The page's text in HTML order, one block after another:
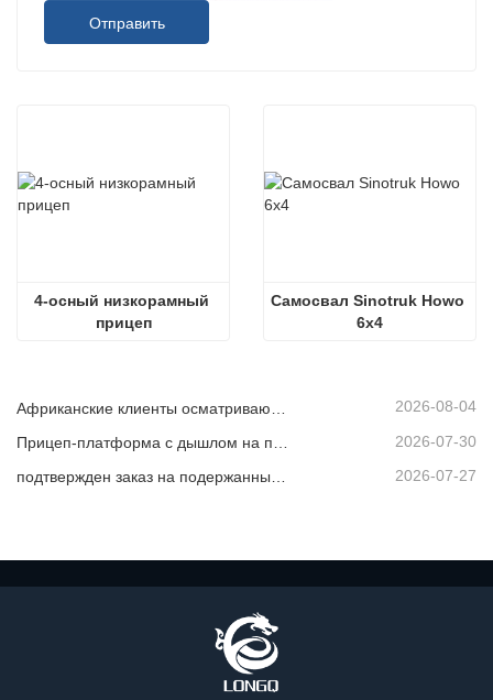
Отправить
4-осный низкорамный
прицеп
Самосвал Sinotruk Howo
6x4
2026-08-04
2026-07-30
2026-07-27